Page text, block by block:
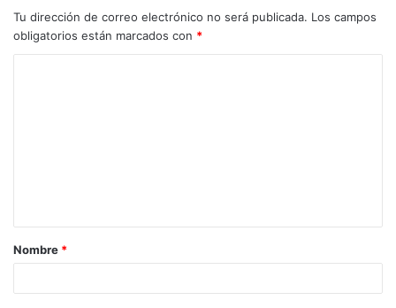
Tu dirección de correo electrónico no será publicada. Los campos
obligatorios están marcados con *
Nombre *